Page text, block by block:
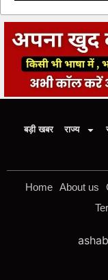
बड़ी खबर राज्य
Home About us